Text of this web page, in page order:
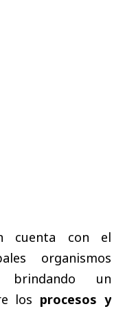
cuenta con el
organismos
brindando un
los procesos y